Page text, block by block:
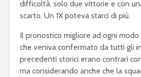
difficoltà, solo due vittorie e con
scarto. Un 1X poteva starci di più.
Il pronostico migliore ad ogni modo
che veniva confermato da tutti gli
precedenti storici erano contrari
ma considerando anche che la